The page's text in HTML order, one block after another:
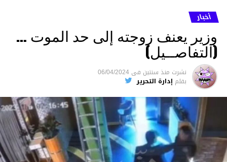
أخبار
وزير يعنف زوجته إلى حد الموت …
(التفاصــيل)
نشرت منذ سنتين فى 06/04/2024
بقلم إدارة التحرير